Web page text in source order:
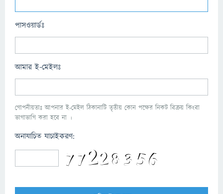
পাসওয়ার্ডঃ
আমার ই-মেইলঃ
গোপনীয়তাঃ আপনার ই-মেইল ঠিকানাটি তৃতীয় কোন পক্ষের নিকট বিক্রয় কিংবা
ভাগাভাগি করা হবে না ।
অনাযাচিত যাচাইকরণ: